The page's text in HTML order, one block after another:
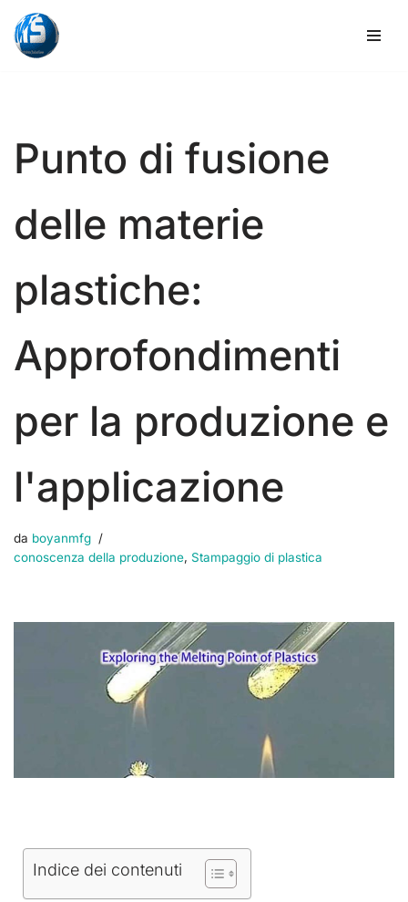
Vai
Punto di fusione
delle materie
plastiche:
Approfondimenti
per la produzione e
l'applicazione
da boyanmfg
conoscenza della produzione, Stampaggio di plastica
Indice dei contenuti